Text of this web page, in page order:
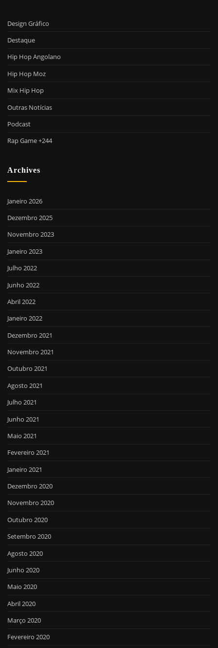
Design Gráfico
Destaque
Hip Hop Angolano
Hip Hop Moz
Mix Hip Hop
Outras Notícias
Podcast
Rap Game +244
Archives
Janeiro 2026
Dezembro 2025
Novembro 2023
Janeiro 2023
Julho 2022
Junho 2022
Abril 2022
Janeiro 2022
Dezembro 2021
Novembro 2021
Outubro 2021
Agosto 2021
Julho 2021
Junho 2021
Maio 2021
Fevereiro 2021
Janeiro 2021
Dezembro 2020
Novembro 2020
Outubro 2020
Setembro 2020
Agosto 2020
Junho 2020
Maio 2020
Abril 2020
Março 2020
Fevereiro 2020